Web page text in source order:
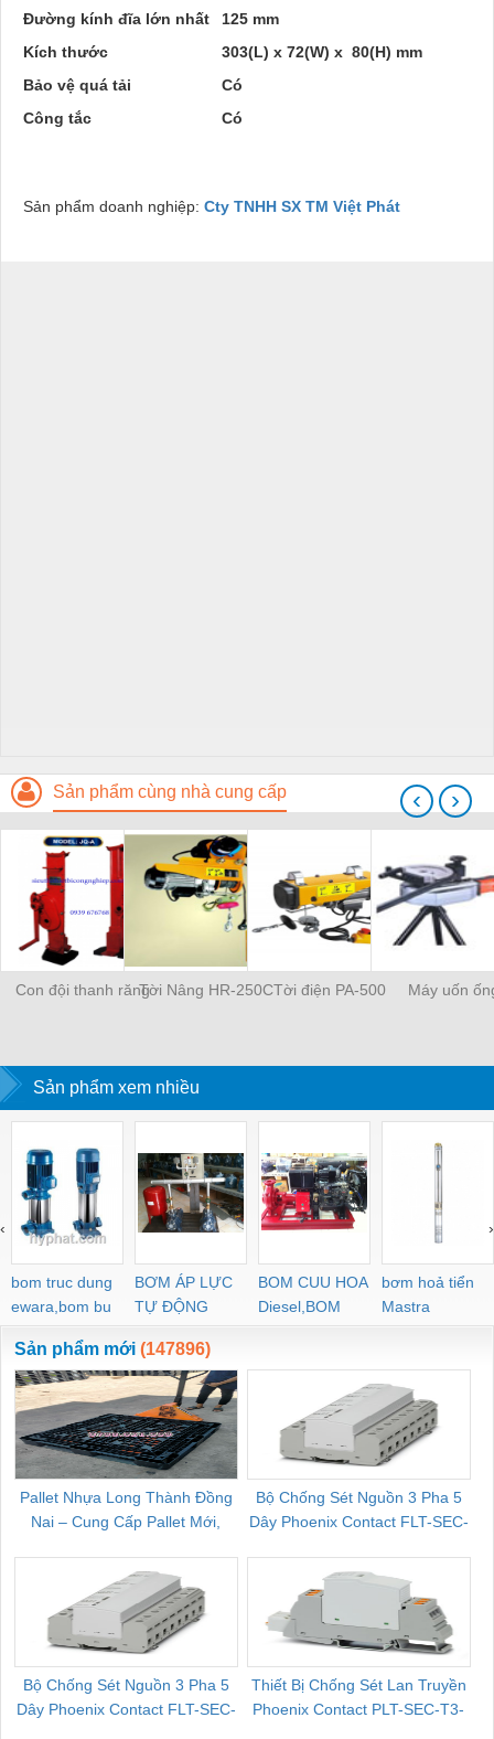
Đường kính đĩa lớn nhất
125 mm
Kích thước
303(L) x 72(W) x 80(H) mm
Bảo vệ quá tải
Có
Công tắc
Có
Sản phẩm doanh nghiệp: Cty TNHH SX TM Việt Phát
Sản phẩm cùng nhà cung cấp
Con đội thanh răngTời Nâng HR-250CTời điện PA-500 Máy uốn
‹ ›
Sản phẩm xem nhiều
bom truc dung
ewara,bom bu
ewara
BƠM ÁP LỰC
TỰ ĐỘNG
BOM CUU HOA
Diesel,BOM
CHUA CHAY
bơm hoả tiển
Mastra
‹ ›
Sản phẩm mới (147896)
Pallet Nhựa Long Thành Đồng
Nai – Cung Cấp Pallet Mới,
Bộ Chống Sét Nguồn 3 Pha 5
Dây Phoenix Contact FLT-SEC-
Bộ Chống Sét Nguồn 3 Pha 5
Dây Phoenix Contact FLT-SEC-
Thiết Bị Chống Sét Lan Truyền
Phoenix Contact PLT-SEC-T3-